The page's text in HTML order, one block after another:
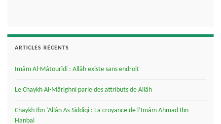
ARTICLES RÉCENTS
Imâm Al-Mâtourîdi : Allâh existe sans endroit
Le Chaykh Al-Mârighni parle des attributs de Allâh
Chaykh Ibn ‘Allân As-Siddîqi : La croyance de l’Imâm Ahmad Ibn
Hanbal